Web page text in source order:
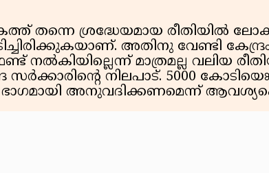
തന്നെ ശ്രദ്ധേയമായ രീതിയിൽ ലോക
അതിനു വേണ്ടി
മാത്രമല്ല വലിയ
നിലപാട്. 5000
ഭാഗമായി അനുവദിക്കണമെന്ന്